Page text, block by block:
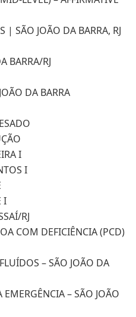
| SÃO JOÃO DA BARRA, RJ
BARRA/RJ
DA BARRA
I
I
I
RJ
COM DEFICIÊNCIA (PCD)
– SÃO JOÃO DA
EMERGÊNCIA – SÃO JOÃO